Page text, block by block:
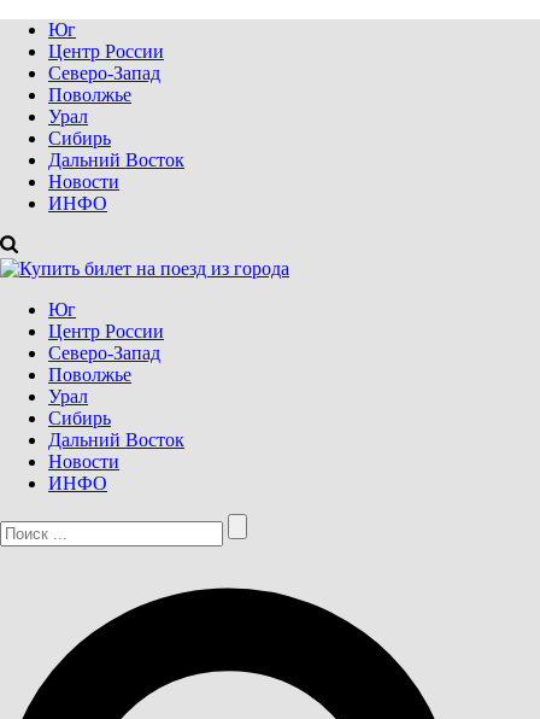
Юг
Центр России
Северо-Запад
Поволжье
Урал
Сибирь
Дальний Восток
Новости
ИНФО
Юг
Центр России
Северо-Запад
Поволжье
Урал
Сибирь
Дальний Восток
Новости
ИНФО